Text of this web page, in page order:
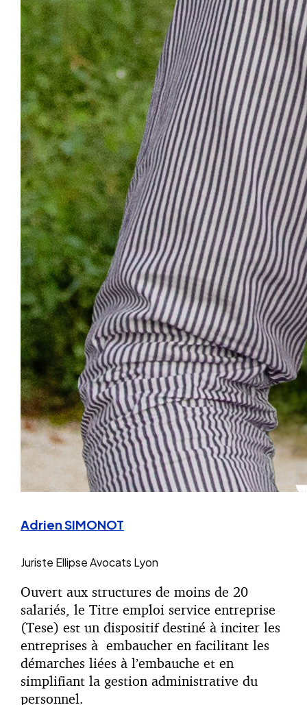
Adrien SIMONOT
Juriste Ellipse Avocats Lyon
Ouvert aux structures de moins de 20
salariés, le Titre emploi service entreprise
(Tese) est un dispositif destiné à inciter les
entreprises à embaucher en facilitant les
démarches liées à l’embauche et en
simplifiant la gestion administrative du
personnel.